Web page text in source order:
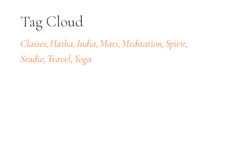
Tag Cloud
Classes Hatha India Mats Meditation Spirit
Studio Travel Yoga